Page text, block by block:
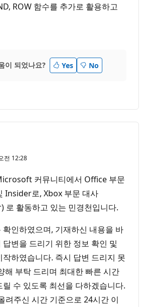
ROW 함수를 추가로 활용하고
이 되었나요? Yes No
전 12:28
커뮤니티에서 Office 부문
Insider로, Xbox 부문 대사
로 활동하고 있는 민경천입니다.
확인하였으며, 기재하신 내용을 바
답변을 드리기 위한 정보 확인 및
작하였습니다. 즉시 답변 드리지 못
해 부탁 드리며 최대한 빠른 시간
릴 수 있도록 최선을 다하겠습니다.
려주신 시간 기준으로 24시간 이